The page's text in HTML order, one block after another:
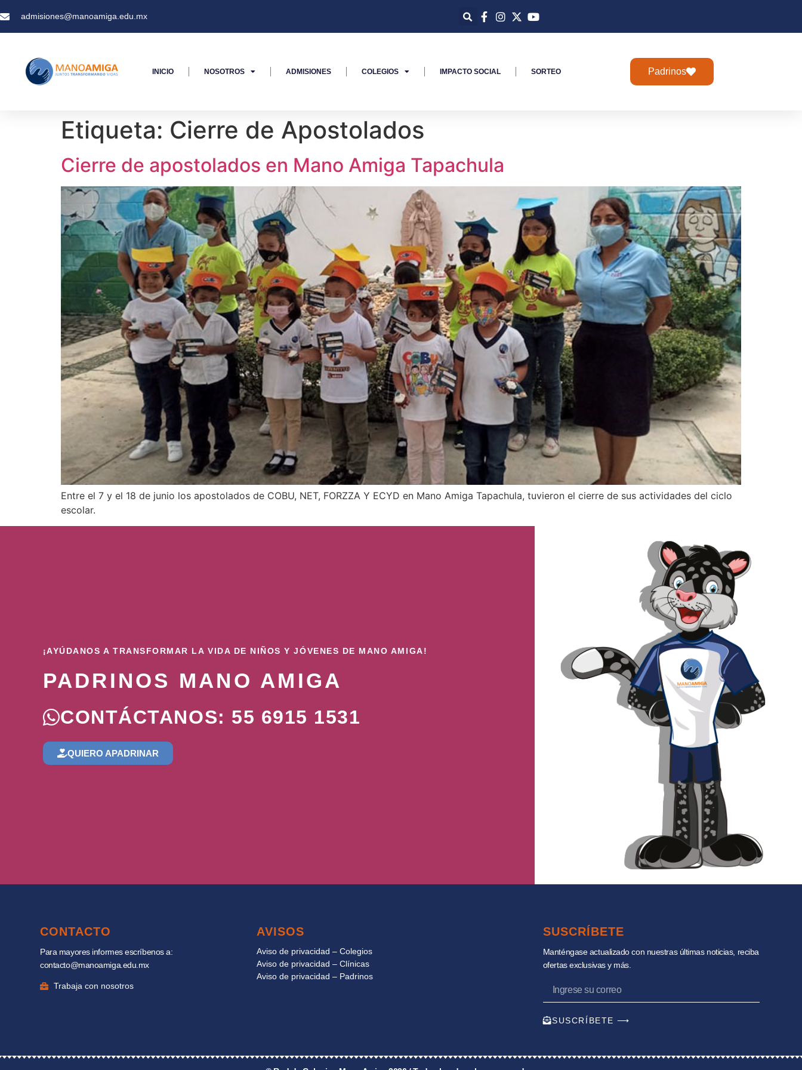
admisiones@manoamiga.edu.mx
INICIO NOSOTROS ADMISIONES COLEGIOS IMPACTO SOCIAL SORTEO Padrinos
Etiqueta: Cierre de Apostolados
Cierre de apostolados en Mano Amiga Tapachula
Entre el 7 y el 18 de junio los apostolados de COBU, NET, FORZZA Y ECYD en Mano Amiga Tapachula, tuvieron el cierre de sus actividades del ciclo
escolar.
¡AYÚDANOS A TRANSFORMAR LA VIDA DE NIÑOS Y JÓVENES DE MANO AMIGA!
PADRINOS MANO AMIGA
CONTÁCTANOS: 55 6915 1531
QUIERO APADRINAR
CONTACTO
Para mayores informes escríbenos a:
contacto@manoamiga.edu.mx
Trabaja con nosotros
AVISOS
Aviso de privacidad – Colegios
Aviso de privacidad – Clínicas
Aviso de privacidad – Padrinos
SUSCRÍBETE
Manténgase actualizado con nuestras últimas noticias, reciba
ofertas exclusivas y más.
SUSCRÍBETE ⟶